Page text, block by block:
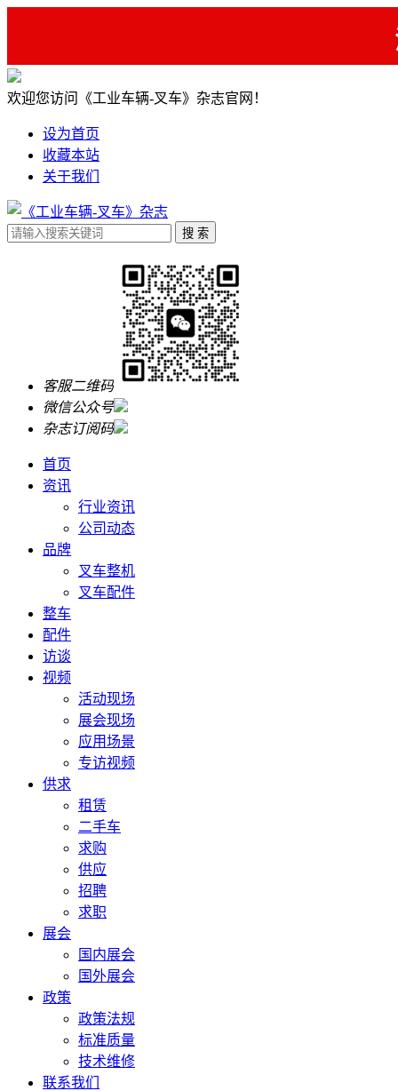
欢迎您访问《工业车辆-叉车》杂志官网！
设为首页
收藏本站
关于我们
客服二维码
微信公众号
杂志订阅码
首页
资讯
行业资讯
公司动态
品牌
叉车整机
叉车配件
整车
配件
访谈
视频
活动现场
展会现场
应用场景
专访视频
供求
租赁
二手车
求购
供应
招聘
求职
展会
国内展会
国外展会
政策
政策法规
标准质量
技术维修
联系我们